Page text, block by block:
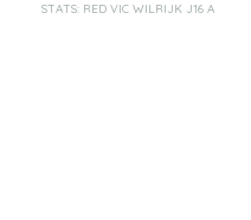
STATS: RED VIC WILRIJK J16 A